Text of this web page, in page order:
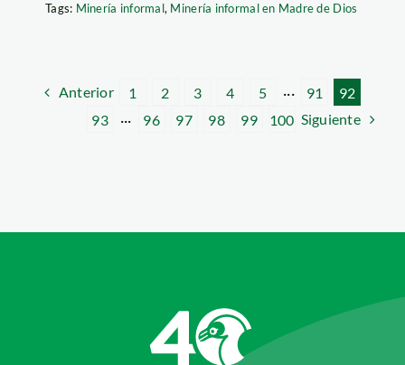
Tags: Minería informal, Minería informal en Madre de Dios
Anterior 1 2 3 4 5 ··· 91
92
93
··· 96 97 98 99 100 Siguiente